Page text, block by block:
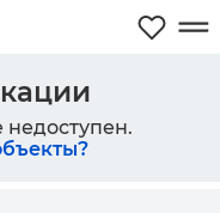
недоступен.